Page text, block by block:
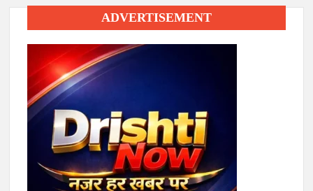
ADVERTISEMENT